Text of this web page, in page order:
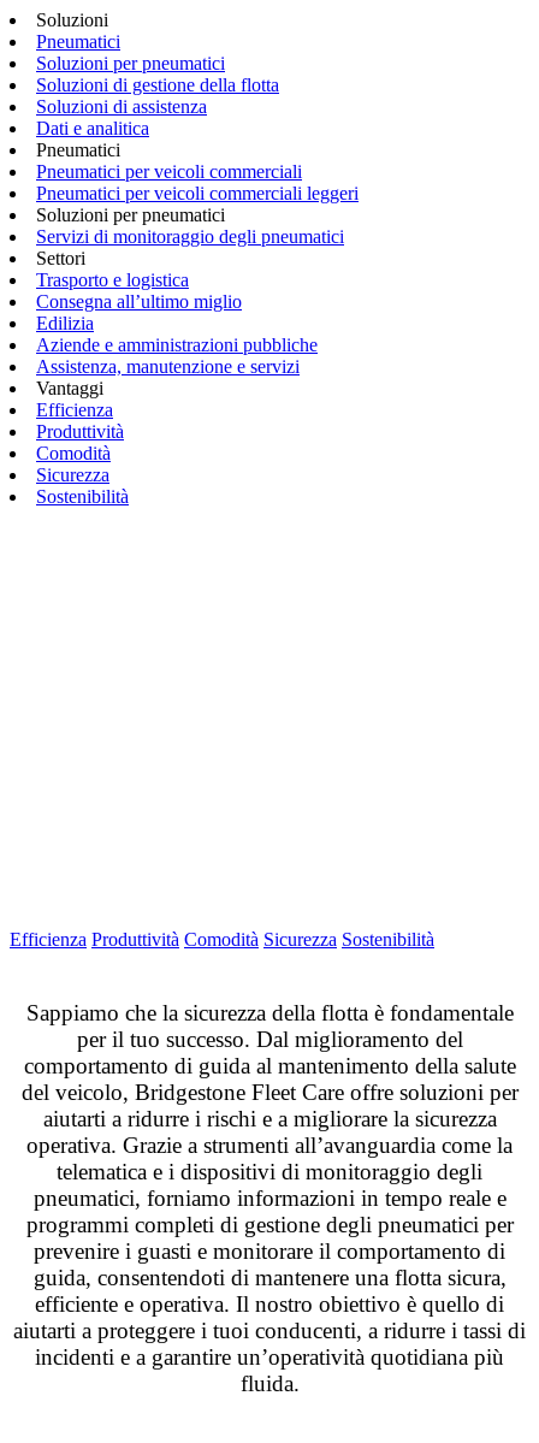
Soluzioni
Pneumatici
Soluzioni per pneumatici
Soluzioni di gestione della flotta
Soluzioni di assistenza
Dati e analitica
Pneumatici
Pneumatici per veicoli commerciali
Pneumatici per veicoli commerciali leggeri
Soluzioni per pneumatici
Servizi di monitoraggio degli pneumatici
Settori
Trasporto e logistica
Consegna all’ultimo miglio
Edilizia
Aziende e amministrazioni pubbliche
Assistenza, manutenzione e servizi
Vantaggi
Efficienza
Produttività
Comodità
Sicurezza
Sostenibilità
Efficienza Produttività Comodità Sicurezza Sostenibilità
Sappiamo che la sicurezza della flotta è fondamentale
per il tuo successo. Dal miglioramento del
comportamento di guida al mantenimento della salute
del veicolo, Bridgestone Fleet Care offre soluzioni per
aiutarti a ridurre i rischi e a migliorare la sicurezza
operativa. Grazie a strumenti all’avanguardia come la
telematica e i dispositivi di monitoraggio degli
pneumatici, forniamo informazioni in tempo reale e
programmi completi di gestione degli pneumatici per
prevenire i guasti e monitorare il comportamento di
guida, consentendoti di mantenere una flotta sicura,
efficiente e operativa. Il nostro obiettivo è quello di
aiutarti a proteggere i tuoi conducenti, a ridurre i tassi di
incidenti e a garantire un’operatività quotidiana più
fluida.